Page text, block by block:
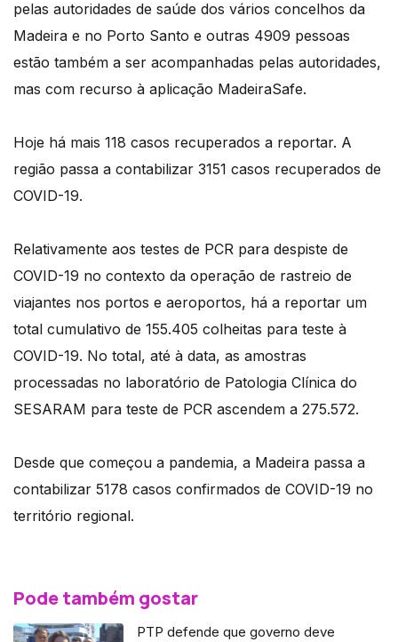
pelas autoridades de saúde dos vários concelhos da
Madeira e no Porto Santo e outras 4909 pessoas
estão também a ser acompanhadas pelas autoridades,
mas com recurso à aplicação MadeiraSafe.
Hoje há mais 118 casos recuperados a reportar. A
região passa a contabilizar 3151 casos recuperados de
COVID-19.
Relativamente aos testes de PCR para despiste de
COVID-19 no contexto da operação de rastreio de
viajantes nos portos e aeroportos, há a reportar um
total cumulativo de 155.405 colheitas para teste à
COVID-19. No total, até à data, as amostras
processadas no laboratório de Patologia Clínica do
SESARAM para teste de PCR ascendem a 275.572.
Desde que começou a pandemia, a Madeira passa a
contabilizar 5178 casos confirmados de COVID-19 no
território regional.
Pode também gostar
PTP defende que governo deve